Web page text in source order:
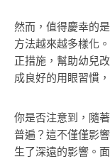
然而，值得慶幸的
方法越來越多樣化
正措施，幫助幼兒
成良好的用眼習慣
你是否注意到，隨
普遍？這不僅僅影
生了深遠的影響。